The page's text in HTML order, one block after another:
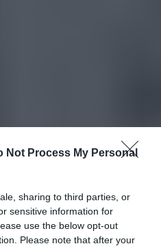
Not Process My Personal
sharing to third parties, or
sensitive information for
use the below opt-out
Please note that after your